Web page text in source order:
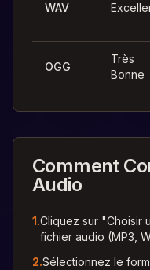
WAV
OGG
Très
Bonne
Comment
Audio
1.Cliquez sur "Choisir
fichier audio (MP3,
2.Sélectionnez le